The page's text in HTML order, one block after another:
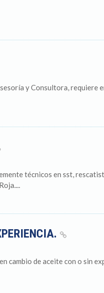
y Consultora, requiere
técnicos en sst,
cambio de aceite con o sin